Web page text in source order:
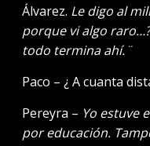
Álvarez. Le digo al
porque vi algo
todo termina ahí.¨
Paco – ¿ A cuanta
Pereyra – Yo estuve
por educación.